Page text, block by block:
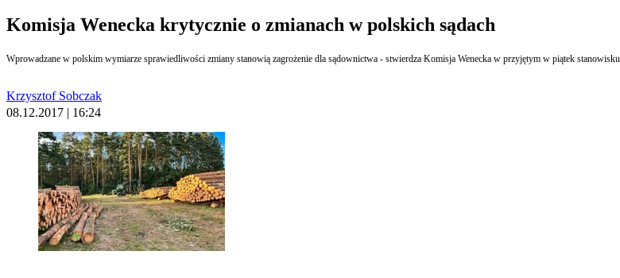
Komisja Wenecka krytycznie o zmianach w polskich sądach
Wprowadzane w polskim wymiarze sprawiedliwości zmiany stanowią zagrożenie dla sądownictwa - stwierdza Komisja Wenecka w przyjętym w piątek stanowisku.
Krzysztof Sobczak
08.12.2017 | 16:24